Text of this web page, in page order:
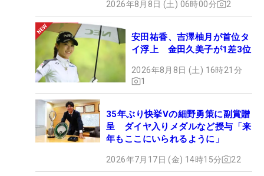
2026年8月8日 (土) 06時00分 2
安田祐香、吉澤柚月が首位タ
イ浮上 金田久美子が1差3位
2026年8月8日 (土) 16時21分
1
35年ぶり快挙Vの細野勇策に副賞贈
呈 ダイヤ入りメダルなど授与「来
年もここにいられるように」
2026年7月17日 (金) 14時15分 22